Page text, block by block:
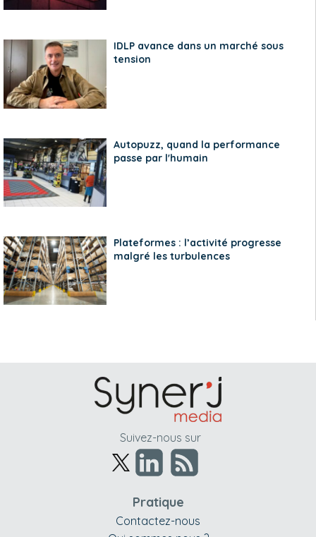
IDLP avance dans un marché sous
tension
Autopuzz, quand la performance
passe par l'humain
Plateformes : l’activité progresse
malgré les turbulences
Suivez-nous sur
Pratique
Contactez-nous